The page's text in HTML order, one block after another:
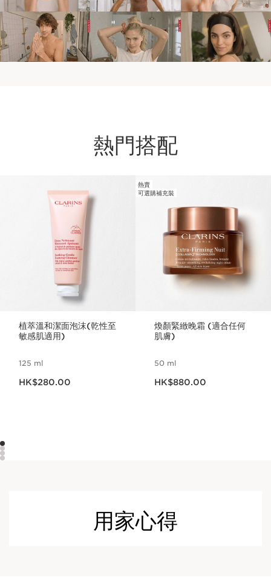
熱門搭配
跳至內容
植萃溫和潔面泡沫(乾性至
敏感肌適用)
125 ml
HK$280.00
熱賣
可選購補充裝
煥顏緊緻晚霜 (適合任何
肌膚)
50 ml
HK$880.00
用家心得